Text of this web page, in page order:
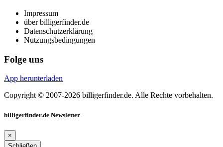
Impressum
über billigerfinder.de
Datenschutzerklärung
Nutzungsbedingungen
Folge uns
App herunterladen
Copyright © 2007-2026 billigerfinder.de. Alle Rechte vorbehalten.
billigerfinder.de Newsletter
×